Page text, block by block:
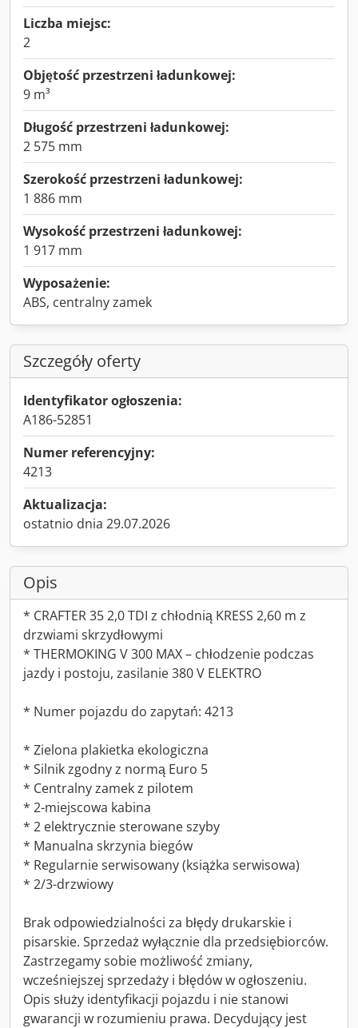
Liczba miejsc:
2
Objętość przestrzeni ładunkowej:
9 m³
Długość przestrzeni ładunkowej:
2 575 mm
Szerokość przestrzeni ładunkowej:
1 886 mm
Wysokość przestrzeni ładunkowej:
1 917 mm
Wyposażenie:
ABS, centralny zamek
Szczegóły oferty
Identyfikator ogłoszenia:
A186-52851
Numer referencyjny:
4213
Aktualizacja:
ostatnio dnia 29.07.2026
Opis
* CRAFTER 35 2,0 TDI z chłodnią KRESS 2,60 m z
drzwiami skrzydłowymi
* THERMOKING V 300 MAX – chłodzenie podczas
jazdy i postoju, zasilanie 380 V ELEKTRO
* Numer pojazdu do zapytań: 4213
* Zielona plakietka ekologiczna
* Silnik zgodny z normą Euro 5
* Centralny zamek z pilotem
* 2-miejscowa kabina
* 2 elektrycznie sterowane szyby
* Manualna skrzynia biegów
* Regularnie serwisowany (książka serwisowa)
* 2/3-drzwiowy
Brak odpowiedzialności za błędy drukarskie i
pisarskie. Sprzedaż wyłącznie dla przedsiębiorców.
Zastrzegamy sobie możliwość zmiany,
wcześniejszej sprzedaży i błędów w ogłoszeniu.
Opis służy identyfikacji pojazdu i nie stanowi
gwarancji w rozumieniu prawa. Decydujący jest